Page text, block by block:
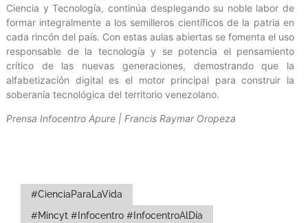
Ciencia y Tecnología, continúa desplegando su noble labor de
formar integralmente a los semilleros científicos de la patria en
cada rincón del país. Con estas aulas abiertas se fomenta el uso
responsable de la tecnología y se potencia el pensamiento
crítico de las nuevas generaciones, demostrando que la
alfabetización digital es el motor principal para construir la
soberanía tecnológica del territorio venezolano.
Prensa Infocentro Apure | Francis Raymar Oropeza
#CienciaParaLaVida
#Mincyt #Infocentro #InfocentroAlDía